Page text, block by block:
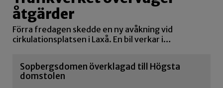
åtgärder
Förra fredagen skedde en ny avåkning vid
cirkulationsplatsen i Laxå. En bil verkar i…
Sopbergsdomen överklagad till Högsta
domstolen